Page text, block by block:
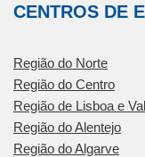
CENTROS DE
Região do Norte
Região do Centro
Região de Lisboa e
Região do Alentejo
Região do Algarve